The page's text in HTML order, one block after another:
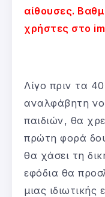
αίθουσες.
χρήστες στο
Λίγο πριν τα
αναλφάβητη
παιδιών, θα
πρώτη φορά
θα χάσει τη
εφόδια θα
μιας ιδιωτικής